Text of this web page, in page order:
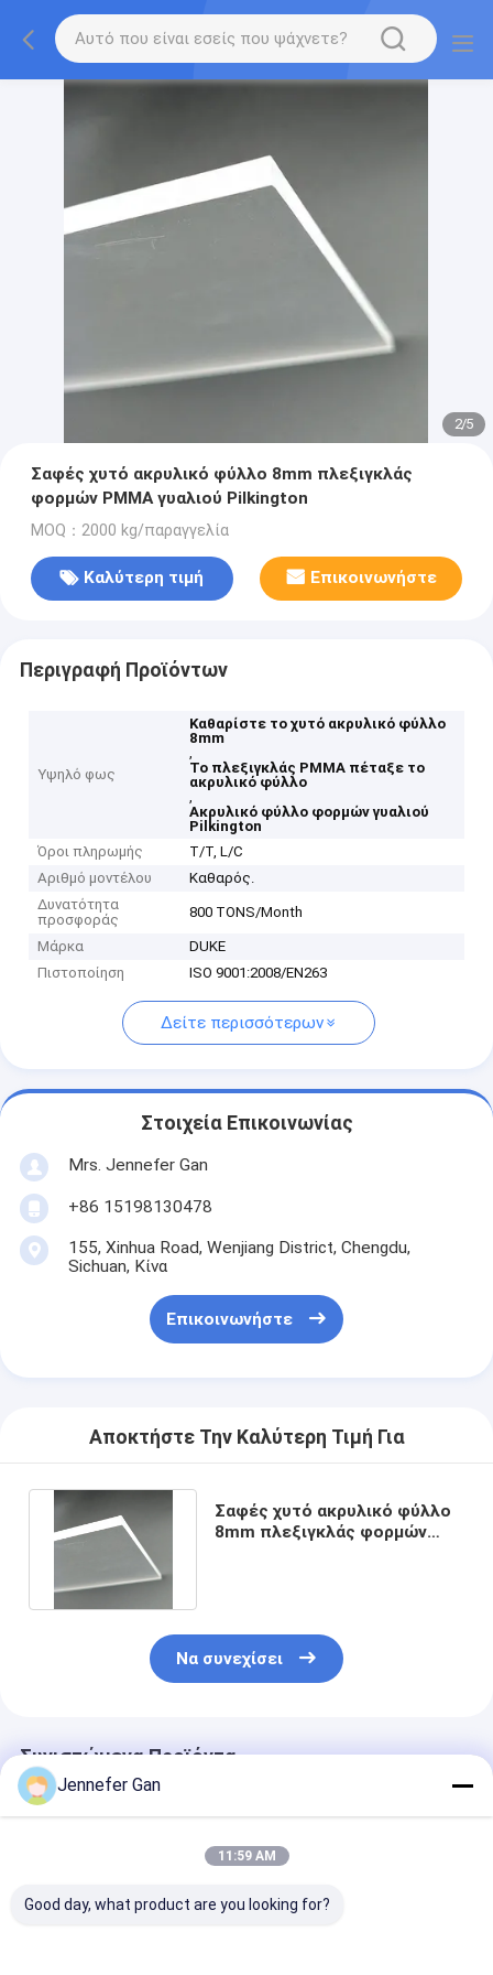
2/5
Σαφές χυτό ακρυλικό φύλλο 8mm πλεξιγκλάς
φορμών PMMA γυαλιού Pilkington
MOQ：2000 kg/παραγγελία
Καλύτερη τιμή Επικοινωνήστε
Περιγραφή Προϊόντων
Υψηλό φως
Καθαρίστε το χυτό ακρυλικό φύλλο
8mm
,
Το πλεξιγκλάς PMMA πέταξε το
ακρυλικό φύλλο
,
Ακρυλικό φύλλο φορμών γυαλιού
Pilkington
Όροι πληρωμής
T/T, L/C
Αριθμό μοντέλου
Καθαρός.
Δυνατότητα
προσφοράς
800 TONS/Month
Μάρκα
DUKE
Πιστοποίηση
ISO 9001:2008/EN263
Δείτε περισσότερων
Στοιχεία Επικοινωνίας
Mrs. Jennefer Gan
+86 15198130478
155, Xinhua Road, Wenjiang District, Chengdu,
Sichuan, Κίνα
Επικοινωνήστε
Αποκτήστε Την Καλύτερη Τιμή Για
Σαφές χυτό ακρυλικό φύλλο
8mm πλεξιγκλάς φορμών
Να συνεχίσει
Συνιστώμενα Προϊόντα
Jennefer Gan
11:59 AM
Good day, what product are you looking for?